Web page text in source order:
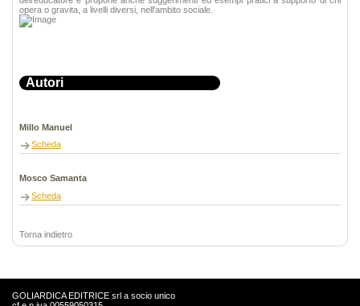
opera o gravita, a livelli diversi, nell'ambito sociale.
Autori
Millo Manuel
Scheda
Mosco Samanta
Scheda
Torna indietro
GOLIARDICA EDITRICE srl a socio unico